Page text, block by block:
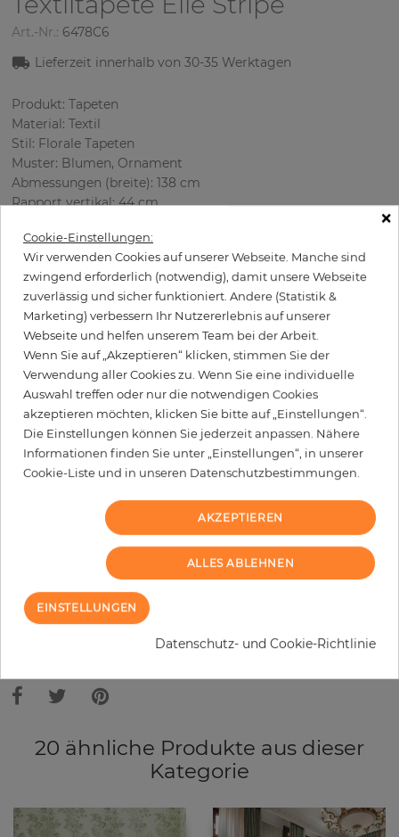
Art.-Nr.: 6478C6
Lieferzeit innerhalb von30-35 Werktagen
Produkt: Tapeten
Material: Textil
Stil: Florale Tapeten
Muster: Blumen, Ornament
Abmessungen (breite): 138 cm
Rapport vertikal: 44 cm
Farbe: Braun
Musterfarbe: Rot
67,00 € per meter
Inkl. 19% MwSt. zzgl. Versand
Grundpreis pro m² - 48,55 €
Wird Kleister benötigt?
− +
Bitte bedenken Sie, dass es aufgrund unterschiedlicher
Bildschirmeinstellungen zu Abweichungen vom Originalfarbton leicht
verfälscht, werden können. Die Raumbilder zeigen ein Musterbeispiel der
20 ähnliche Produkte aus dieser
Kategorie
×
Cookie-Einstellungen:
Wir verwenden Cookies auf unserer Webseite. Manche sind
zwingend erforderlich (notwendig), damit unsere Webseite
zuverlässig und sicher funktioniert. Andere (Statistik &
Marketing) verbessern Ihr Nutzererlebnis auf unserer
Webseite und helfen unserem Team bei der Arbeit.
Wenn Sie auf „Akzeptieren“ klicken, stimmen Sie der
Verwendung aller Cookies zu. Wenn Sie eine individuelle
Auswahl treffen oder nur die notwendigen Cookies
akzeptieren möchten, klicken Sie bitte auf „Einstellungen“.
Die Einstellungen können Sie jederzeit anpassen. Nähere
Informationen finden Sie unter „Einstellungen“, in unserer
Cookie-Liste und in unseren Datenschutzbestimmungen.
AKZEPTIEREN
ALLES ABLEHNEN
EINSTELLUNGEN
Datenschutz- und Cookie-Richtlinie